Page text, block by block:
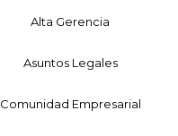
Alta Gerencia
Asuntos Legales
Comunidad Empresarial